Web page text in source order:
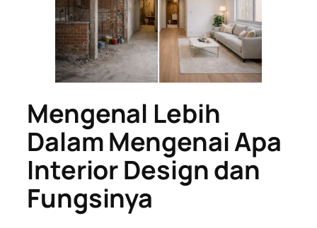
Mengenal Lebih
Dalam Mengenai Apa
Interior Design dan
Fungsinya